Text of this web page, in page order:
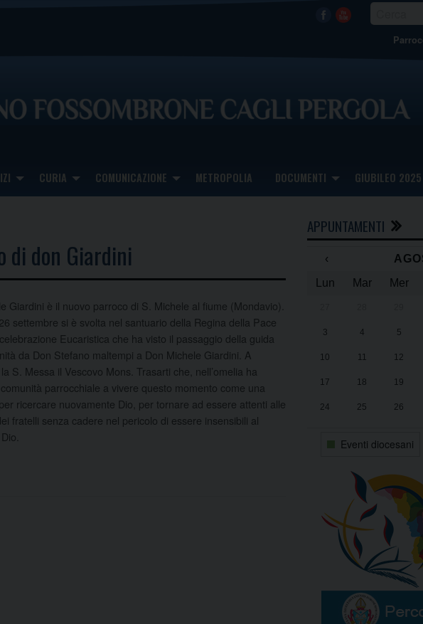
Facebook
Youtube
CURIA COMUNICAZIONE METROPOLIA DOCUMENTI GIUBILEO 2025
di don Giardini
Giardini è il nuovo parroco di S. Michele al fiume (Mondavio).
settembre si è svolta nel santuario della Regina della Pace
Eucaristica che ha visto il passaggio della guida
da Don Stefano maltempi a Don Michele Giardini. A
S. Messa il Vescovo Mons. Trasarti che, nell’omelia ha
parrocchiale a vivere questo momento come una
ricercare nuovamente Dio, per tornare ad essere attenti alle
fratelli senza cadere nel pericolo di essere insensibili al
APPUNTAMENTI
‹
Lun
Mar Mer
3 4 5
10 11 12
17 18 19
24 25 26
Eventi diocesani